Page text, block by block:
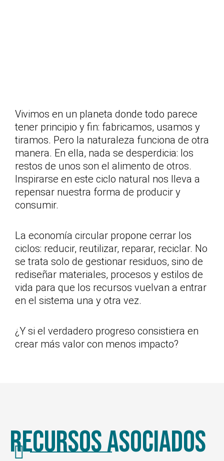
Vivimos en un planeta donde todo parece
tener principio y fin: fabricamos, usamos y
tiramos. Pero la naturaleza funciona de otra
manera. En ella, nada se desperdicia: los
restos de unos son el alimento de otros.
Inspirarse en este ciclo natural nos lleva a
repensar nuestra forma de producir y
consumir.
La economía circular propone cerrar los
ciclos: reducir, reutilizar, reparar, reciclar. No
se trata solo de gestionar residuos, sino de
rediseñar materiales, procesos y estilos de
vida para que los recursos vuelvan a entrar
en el sistema una y otra vez.
¿Y si el verdadero progreso consistiera en
crear más valor con menos impacto?
Recursos Asociados